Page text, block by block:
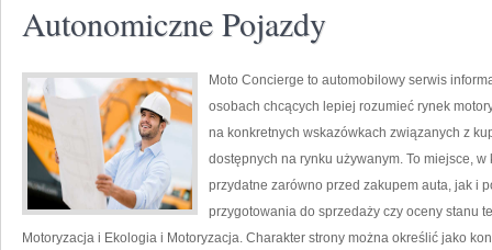
Autonomiczne Pojazdy
Moto Concierge to automobilowy serwis
osobach chcących lepiej rozumieć rynek
na konkretnych wskazówkach związanych z
dostępnych na rynku używanym. To miejsce,
przydatne zarówno przed zakupem auta, jak i
przygotowania do sprzedaży czy oceny stanu
Motoryzacja i Ekologia i Motoryzacja. Charakter strony można określić jako